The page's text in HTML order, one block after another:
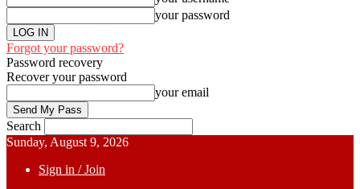
your password
Forgot your password?
Password recovery
Recover your password
your email
Search
Sunday, August 9, 2026
Sign in / Join